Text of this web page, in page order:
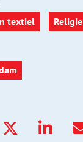
textiel Religie